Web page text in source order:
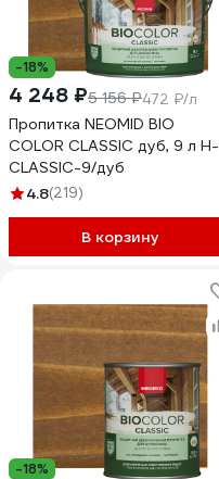
-18%
4 248 ₽5 156 ₽472 ₽/л
Пропитка NEOMID BIO
COLOR CLASSIC дуб, 9 л Н-
CLASSIC-9/дуб
4.8(219)
В корзину
-18%